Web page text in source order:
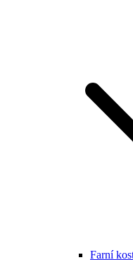
Farní